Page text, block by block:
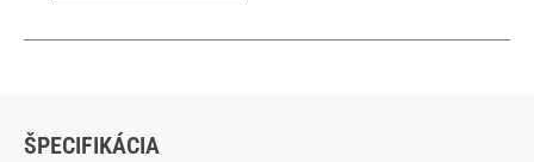
ŠPECIFIKÁCIA